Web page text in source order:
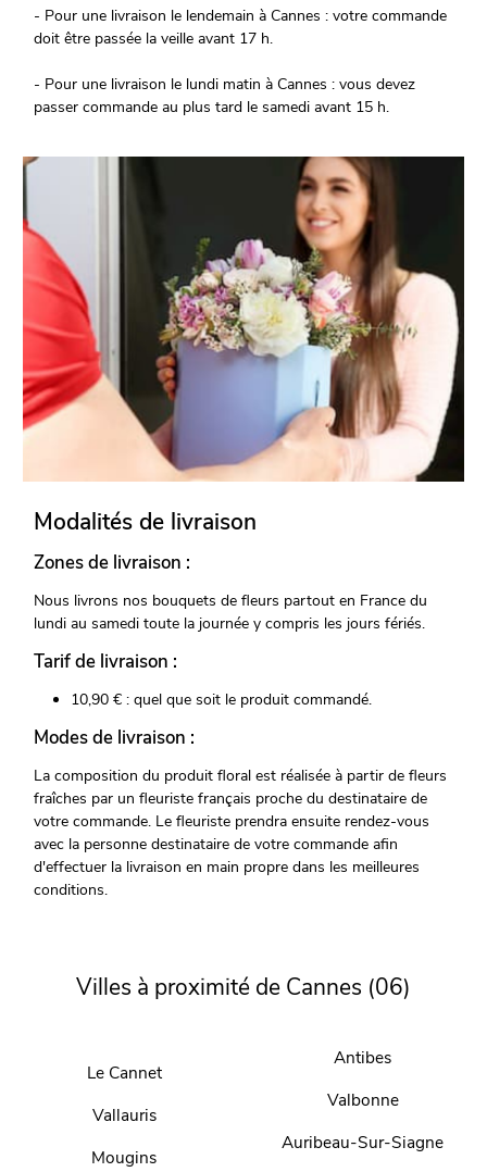
- Pour une livraison le lendemain à Cannes : votre commande
doit être passée la veille avant 17 h.
- Pour une livraison le lundi matin à Cannes : vous devez
passer commande au plus tard le samedi avant 15 h.
Modalités de livraison
Zones de livraison :
Nous livrons nos bouquets de fleurs partout en France du
lundi au samedi toute la journée y compris les jours fériés.
Tarif de livraison :
10,90 € : quel que soit le produit commandé.
Modes de livraison :
La composition du produit floral est réalisée à partir de fleurs
fraîches par un fleuriste français proche du destinataire de
votre commande. Le fleuriste prendra ensuite rendez-vous
avec la personne destinataire de votre commande afin
d'effectuer la livraison en main propre dans les meilleures
conditions.
Villes à proximité de Cannes (06)
Le Cannet
Vallauris
Mougins
Antibes
Valbonne
Auribeau-Sur-Siagne